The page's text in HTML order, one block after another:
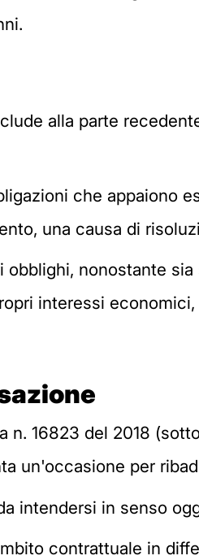
alla parte
che appaiono
una causa di
nonostante
interessi
n. 16823 del 2018
un'occasione per
intendersi in senso
contrattuale in